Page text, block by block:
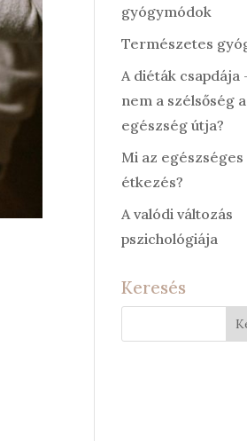
gyógymódok
Természetes
A diéták csapdája
nem a szélsőség
egészség útja?
Mi az egészséges
étkezés?
A valódi változás
pszichológiája
Keresés